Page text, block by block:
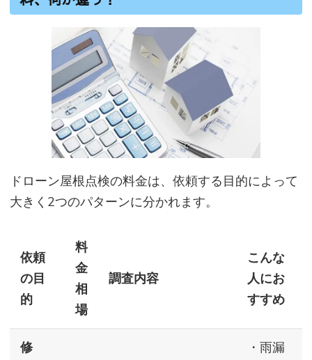
ドローン屋根点検の料金は、依頼する目的によって
大きく2つのパターンに分かれます。
依頼
の目
的
料
金
相
場
調査内容
こんな
人にお
すすめ
修
・雨漏